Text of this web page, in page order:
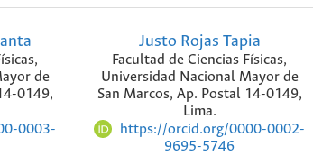
de
0149,
0003-
Justo Rojas Tapia
Facultad de Ciencias Físicas,
Universidad Nacional Mayor de
San Marcos, Ap. Postal 14-0149,
Lima.
https://orcid.org/0000-0002-
9695-5746